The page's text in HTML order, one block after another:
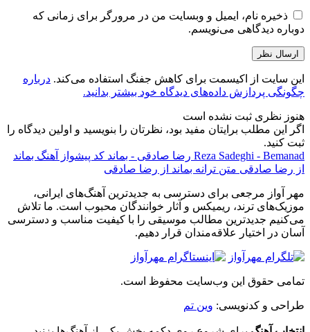
ذخیره نام، ایمیل و وبسایت من در مرورگر برای زمانی که
دوباره دیدگاهی می‌نویسم.
ارسال نظر
این سایت از اکیسمت برای کاهش جفنگ استفاده می‌کند. درباره
چگونگی پردازش داده‌های دیدگاه خود بیشتر بدانید.
هنوز نظری ثبت نشده است
اگر این مطلب برایتان مفید بود، نظرتان را بنویسید و اولین دیدگاه را
ثبت کنید.
Reza Sadeghi - Bemanad رضا صادقی - بماند کد پیشواز آهنگ بماند
از رضا صادقی متن ترانه بماند از رضا صادقی
مهر آواز مرجعی برای دسترسی به جدیدترین آهنگ‌های ایرانی،
موزیک‌های ترند، ریمیکس و آثار خوانندگان محبوب است. ما تلاش
می‌کنیم جدیدترین مطالب موسیقی را با کیفیت مناسب و دسترسی
آسان در اختیار علاقه‌مندان قرار دهیم.
تمامی حقوق این وب‌سایت محفوظ است.
طراحی و کدنویسی: وین تم